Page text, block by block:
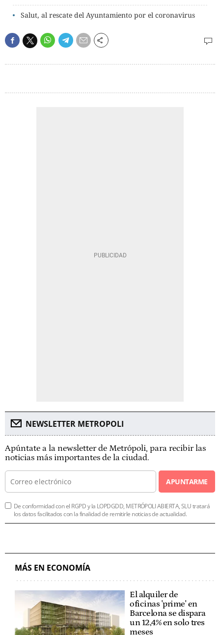
Salut, al rescate del Ayuntamiento por el coronavirus
NEWSLETTER METROPOLI
Apúntate a la newsletter de Metrópoli, para recibir las
noticias más importantes de la ciudad.
APUNTARME
De conformidad con el RGPD y la LOPDGDD, METRÓPOLI ABIERTA, SLU tratará
los datos facilitados con la finalidad de remitirle noticias de actualidad.
MÁS EN ECONOMÍA
El alquiler de
oficinas 'prime' en
Barcelona se dispara
un 12,4% en solo tres
meses